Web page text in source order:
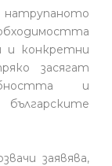
натрупаното
и конкретни
засягат
и
заявява,